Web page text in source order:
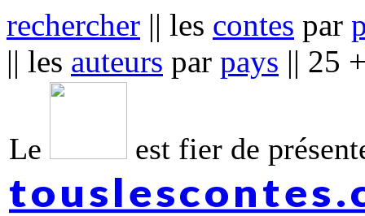
rechercher || les contes par
|| les auteurs par pays || 25
Le est fier de